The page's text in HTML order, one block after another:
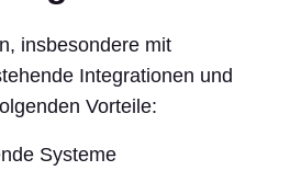
insbesondere mit
Integrationen und
Vorteile:
Systeme